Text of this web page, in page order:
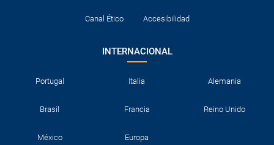
Canal Ético Accesibilidad
INTERNACIONAL
Portugal Italia Alemania
Brasil Francia Reino Unido
México Europa